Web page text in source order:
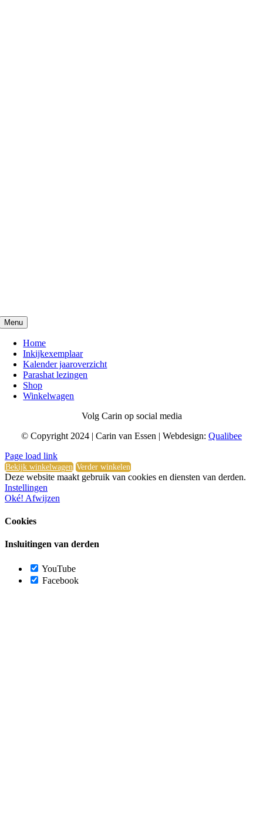
Menu
Home
Inkijkexemplaar
Kalender jaaroverzicht
Parashat lezingen
Shop
Winkelwagen
Volg Carin op social media
© Copyright 2024 | Carin van Essen | Webdesign: Qualibee
Toggle
Sliding
Bar
Area
Page load link
Bekijk winkelwagen Verder winkelen
Deze website maakt gebruik van cookies en diensten van derden.
Instellingen
Oké! Afwijzen
Cookies
Insluitingen van derden
YouTube
Facebook